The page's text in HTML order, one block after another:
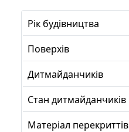
Рік будівництва
Поверхів
Дитмайданчиків
Стан дитмайданчиків
Матеріал перекриттів